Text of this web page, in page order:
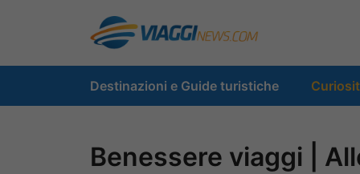
contenuto
Destinazioni e Guide turistiche
Benessere viaggi |